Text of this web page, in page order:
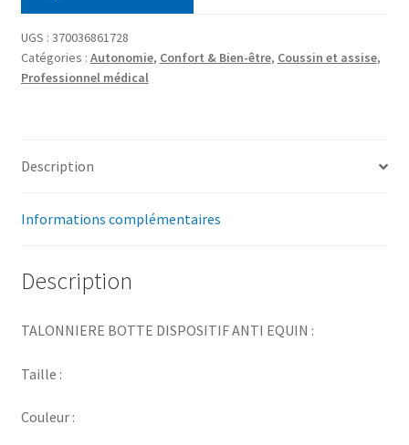
UGS : 370036861728
Catégories : Autonomie, Confort & Bien-être, Coussin et assise,
Professionnel médical
Description
Informations complémentaires
Description
TALONNIERE BOTTE DISPOSITIF ANTI EQUIN :
Taille :
Couleur :